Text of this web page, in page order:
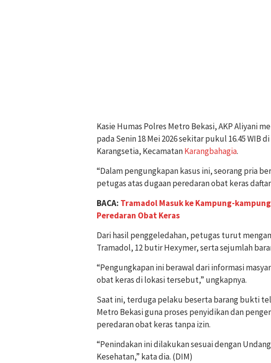
Kasie Humas Polres Metro Bekasi, AKP Aliyani
pada Senin 18 Mei 2026 sekitar pukul 16.45 WIB
Karangsetia, KecamatanKarangbahagia.
“Dalam pengungkapan kasus ini, seorang pria
petugas atas dugaan peredaran obat keras daftar
BACA: Tramadol Masuk ke Kampung-
Peredaran Obat Keras
Dari hasil penggeledahan, petugas turut
Tramadol, 12 butir Hexymer, serta sejumlah
“Pengungkapan ini berawal dari informasi
obat keras di lokasi tersebut,” ungkapnya.
Saat ini, terduga pelaku beserta barang bukti
Metro Bekasi guna proses penyidikan dan
peredaran obat keras tanpa izin.
“Penindakan ini dilakukan sesuai dengan
Kesehatan,” kata dia. (DIM)